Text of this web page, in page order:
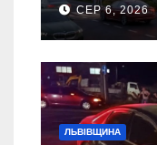
СЕР 6, 2026
ЛЬВІВЩИНА